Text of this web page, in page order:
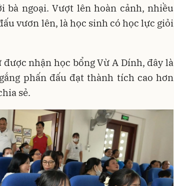
bà ngoại. Vượt lên hoàn cảnh, nhiều
vươn lên, là học sinh có học lực giỏi
nhận học bổng Vừ A Dính, đây là
phấn đấu đạt thành tích cao hơn
sẻ.